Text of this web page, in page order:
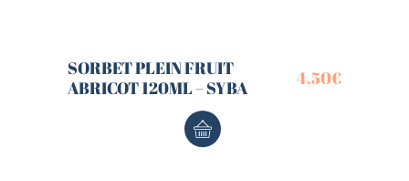
SORBET PLEIN FRUIT
ABRICOT 120ML – SYBA
4,50€